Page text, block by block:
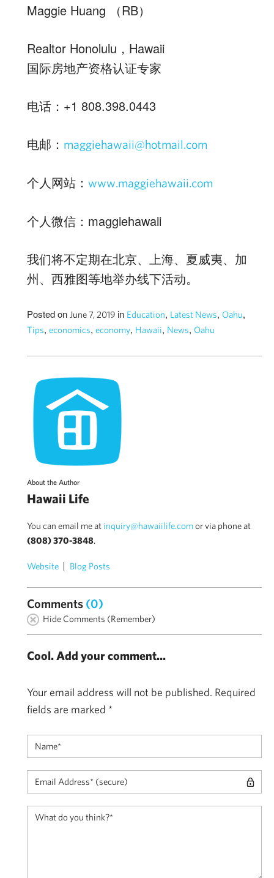
Maggie Huang （RB）
Realtor Honolulu，Hawaii
国际房地产资格认证专家
电话：+1 808.398.0443
电邮： maggiehawaii@hotmail.com
个人网站： www.maggiehawaii.com
个人微信：maggiehawaii
我们将不定期在北京、上海、夏威夷、加
州、西雅图等地举办线下活动。
Posted on June 7, 2019 in Education, Latest News, Oahu,
Tips, economics, economy, Hawaii, News, Oahu
About the Author
Hawaii Life
You can email me at inquiry@hawaiilife.comor via phone at
(808) 370-3848.
Website Blog Posts
Comments (0)
Hide Comments (Remember)
Cool. Add your comment...
Your email address will not be published. Required
fields are marked *